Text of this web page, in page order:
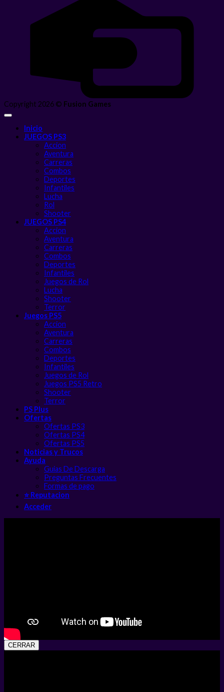
Copyright 2026 © Fusion Games
Inicio
JUEGOS PS3
Accion
Aventura
Carreras
Combos
Deportes
Infantiles
Lucha
Rol
Shooter
JUEGOS PS4
Accion
Aventura
Carreras
Combos
Deportes
Infantiles
Juegos de Rol
Lucha
Shooter
Terror
Juegos PS5
Accion
Aventura
Carreras
Combos
Deportes
Infantiles
Juegos de Rol
Juegos PS5 Retro
Shooter
Terror
PS Plus
Ofertas
Ofertas PS3
Ofertas PS4
Ofertas PS5
Noticias y Trucos
Ayuda
Guias De Descarga
Preguntas Frecuentes
Formas de pago
⭐ Reputacion
Acceder
CERRAR